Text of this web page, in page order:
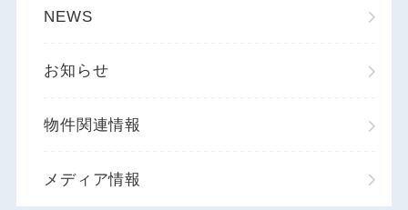
NEWS
お知らせ
物件関連情報
メディア情報